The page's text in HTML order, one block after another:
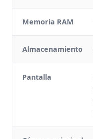
Memoria RAM
Almacenamiento
Pantalla